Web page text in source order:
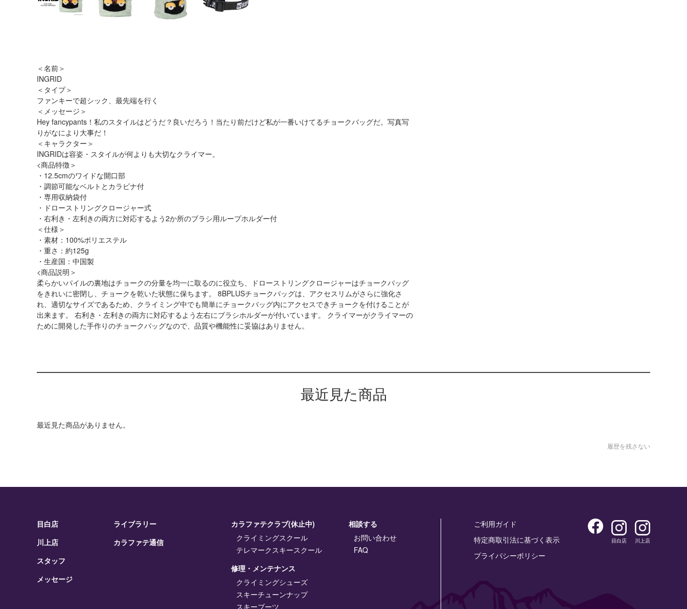
＜名前＞
INGRID
＜タイプ＞
ファンキーで超シック、最先端を行く
＜メッセージ＞
Hey fancypants！私のスタイルはどうだ？良いだろう！当たり前だけど私が一番いけてるチョークバッグだ。写真写
りがなにより大事だ！
＜キャラクター＞
INGRIDは容姿・スタイルが何よりも大切なクライマー。
<商品特徴＞
・12.5cmのワイドな開口部
・調節可能なベルトとカラビナ付
・専用収納袋付
・ドローストリングクロージャー式
・右利き・左利きの両方に対応するよう2か所のブラシ用ループホルダー付
＜仕様＞
・素材：100%ポリエステル
・重さ：約125g
・生産国：中国製
<商品説明＞
柔らかいパイルの裏地はチョークの分量を均一に取るのに役立ち、ドローストリングクロージャーはチョークバッグ
をきれいに密閉し、チョークを乾いた状態に保ちます。 8BPLUSチョークバッグは、アクセスリムがさらに強化さ
れ、適切なサイズであるため、クライミング中でも簡単にチョークバッグ内にアクセスできチョークを付けることが
出来ます。 右利き・左利きの両方に対応するよう左右にブラシホルダーが付いています。 クライマーがクライマーの
ために開発した手作りのチョークバッグなので、品質や機能性に妥協はありません。
最近見た商品
最近見た商品がありません。
履歴を残さない
目白店
川上店
スタッフ
メッセージ
ライブラリー
カラファテ通信
カラファテクラブ(休止中)
クライミングスクール
テレマークスキースクール
修理・メンテナンス
クライミングシューズ
スキーチューンナップ
スキーブーツ
相談する
お問い合わせ
FAQ
ご利用ガイド
特定商取引法に基づく表示
プライバシーポリシー
目白店 川上店